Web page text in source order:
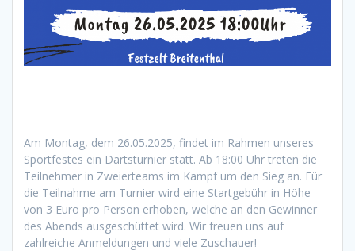
Am Montag, dem 26.05.2025, findet im Rahmen unseres
Sportfestes ein Dartsturnier statt. Ab 18:00 Uhr treten die
Teilnehmer in Zweierteams im Kampf um den Sieg an. Für
die Teilnahme am Turnier wird eine Startgebühr in Höhe
von 3 Euro pro Person erhoben, welche an den Gewinner
des Abends ausgeschüttet wird. Wir freuen uns auf
zahlreiche Anmeldungen und viele Zuschauer!